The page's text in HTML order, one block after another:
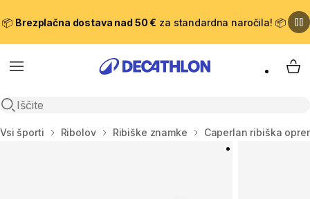
📦 Brezplačna dostava nad 50 € za standardna naročila! 📦
Meni
Odpri iskanje
Domov
Vsi športi Ribolov Ribiške znamke Caperlan ribiška